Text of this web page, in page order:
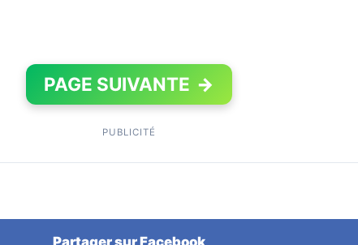
PAGE SUIVANTE →
PUBLICITÉ
Partager sur Facebook